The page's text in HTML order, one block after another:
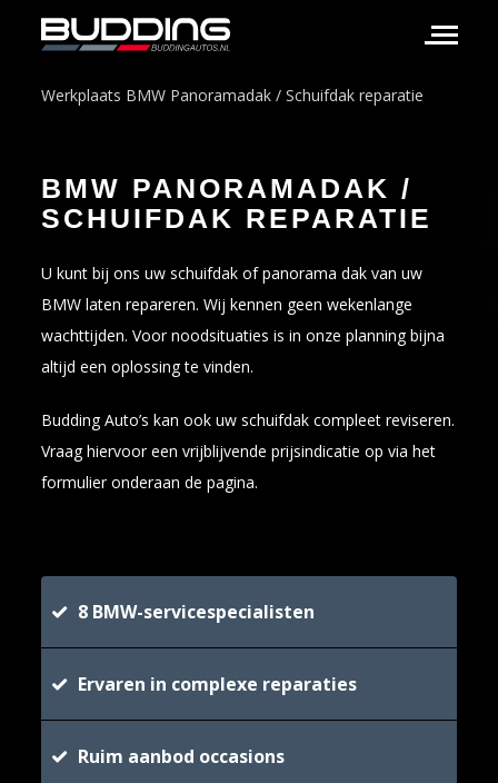
Werkplaats BMW Panoramadak / Schuifdak reparatie
BMW PANORAMADAK /
SCHUIFDAK REPARATIE
U kunt bij ons uw schuifdak of panorama dak van uw
BMW laten repareren. Wij kennen geen wekenlange
wachttijden. Voor noodsituaties is in onze planning bijna
altijd een oplossing te vinden.
Budding Auto’s kan ook uw schuifdak compleet reviseren.
Vraag hiervoor een vrijblijvende prijsindicatie op via het
formulier onderaan de pagina.
8 BMW-servicespecialisten
Ervaren in complexe reparaties
Ruim aanbod occasions